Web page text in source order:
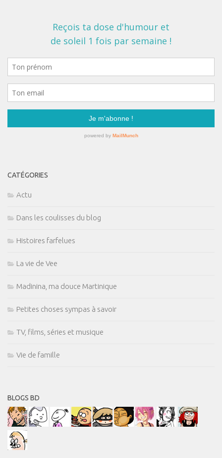
CATÉGORIES
Actu
Dans les coulisses du blog
Histoires farfelues
La vie de Vee
Madinina, ma douce Martinique
Petites choses sympas à savoir
TV, films, séries et musique
Vie de famille
BLOGS BD